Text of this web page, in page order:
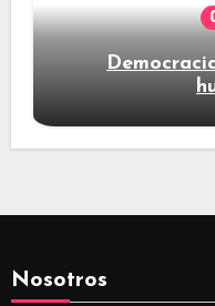
Nosotros